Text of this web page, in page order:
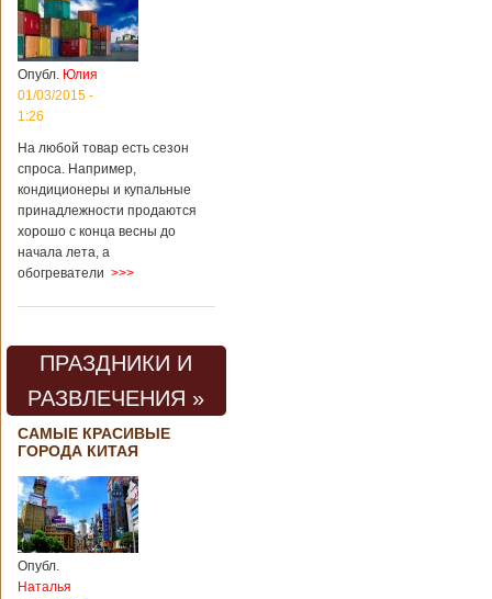
Опубл. Юлия
01/03/2015 -
1:26
На любой товар есть сезон
спроса. Например,
кондиционеры и купальные
принадлежности продаются
хорошо с конца весны до
начала лета, а
обогреватели >>>
ПРАЗДНИКИ И
РАЗВЛЕЧЕНИЯ »
САМЫЕ КРАСИВЫЕ
ГОРОДА КИТАЯ
Опубл.
Наталья